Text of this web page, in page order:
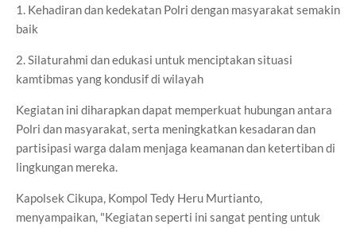
1. Kehadiran dan kedekatan Polri dengan masyarakat semakin
baik
2. Silaturahmi dan edukasi untuk menciptakan situasi
kamtibmas yang kondusif di wilayah
Kegiatan ini diharapkan dapat memperkuat hubungan antara
Polri dan masyarakat, serta meningkatkan kesadaran dan
partisipasi warga dalam menjaga keamanan dan ketertiban di
lingkungan mereka.
Kapolsek Cikupa, Kompol Tedy Heru Murtianto,
menyampaikan, "Kegiatan seperti ini sangat penting untuk